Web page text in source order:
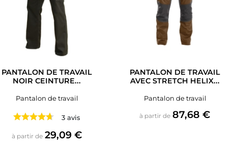
PANTALON DE TRAVAIL
NOIR CEINTURE...
Pantalon de travail
3 avis
à partir de Prix
29,09 €
PANTALON DE TRAVAIL
AVEC STRETCH HELIX...
Pantalon de travail
à partir de Prix
87,68 €